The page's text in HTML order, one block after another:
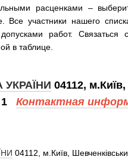
расценками –
Все участники нашего
работ.
в таблице.
04112,
1 Контактная
04112, м.Київ,